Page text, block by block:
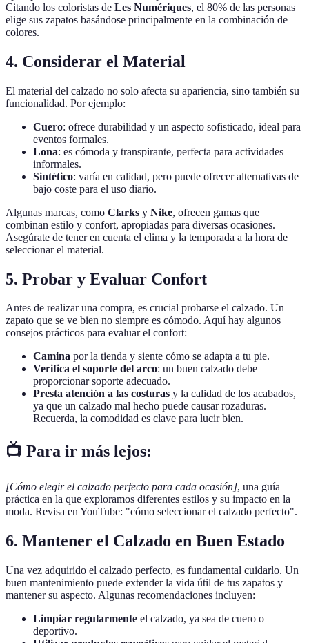
Citando los coloristas de Les Numériques, el 80% de las personas
elige sus zapatos basándose principalmente en la combinación de
colores.
4. Considerar el Material
El material del calzado no solo afecta su apariencia, sino también su
funcionalidad. Por ejemplo:
Cuero: ofrece durabilidad y un aspecto sofisticado, ideal para
eventos formales.
Lona: es cómoda y transpirante, perfecta para actividades
informales.
Sintético: varía en calidad, pero puede ofrecer alternativas de
bajo coste para el uso diario.
Algunas marcas, como Clarks y Nike, ofrecen gamas que
combinan estilo y confort, apropiadas para diversas ocasiones.
Asegúrate de tener en cuenta el clima y la temporada a la hora de
seleccionar el material.
5. Probar y Evaluar Confort
Antes de realizar una compra, es crucial probarse el calzado. Un
zapato que se ve bien no siempre es cómodo. Aquí hay algunos
consejos prácticos para evaluar el confort:
Camina por la tienda y siente cómo se adapta a tu pie.
Verifica el soporte del arco: un buen calzado debe
proporcionar soporte adecuado.
Presta atención a las costuras y la calidad de los acabados,
ya que un calzado mal hecho puede causar rozaduras.
Recuerda, la comodidad es clave para lucir bien.
📺 Para ir más lejos:
[Cómo elegir el calzado perfecto para cada ocasión], una guía
práctica en la que exploramos diferentes estilos y su impacto en la
moda. Revisa en YouTube: "cómo seleccionar el calzado perfecto".
6. Mantener el Calzado en Buen Estado
Una vez adquirido el calzado perfecto, es fundamental cuidarlo. Un
buen mantenimiento puede extender la vida útil de tus zapatos y
mantener su aspecto. Algunas recomendaciones incluyen:
Limpiar regularmente el calzado, ya sea de cuero o
deportivo.